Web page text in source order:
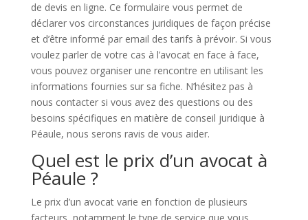
de devis en ligne. Ce formulaire vous permet de
déclarer vos circonstances juridiques de façon précise
et d’être informé par email des tarifs à prévoir. Si vous
voulez parler de votre cas à l’avocat en face à face,
vous pouvez organiser une rencontre en utilisant les
informations fournies sur sa fiche. N’hésitez pas à
nous contacter si vous avez des questions ou des
besoins spécifiques en matière de conseil juridique à
Péaule, nous serons ravis de vous aider.
Quel est le prix d’un avocat à
Péaule ?
Le prix d’un avocat varie en fonction de plusieurs